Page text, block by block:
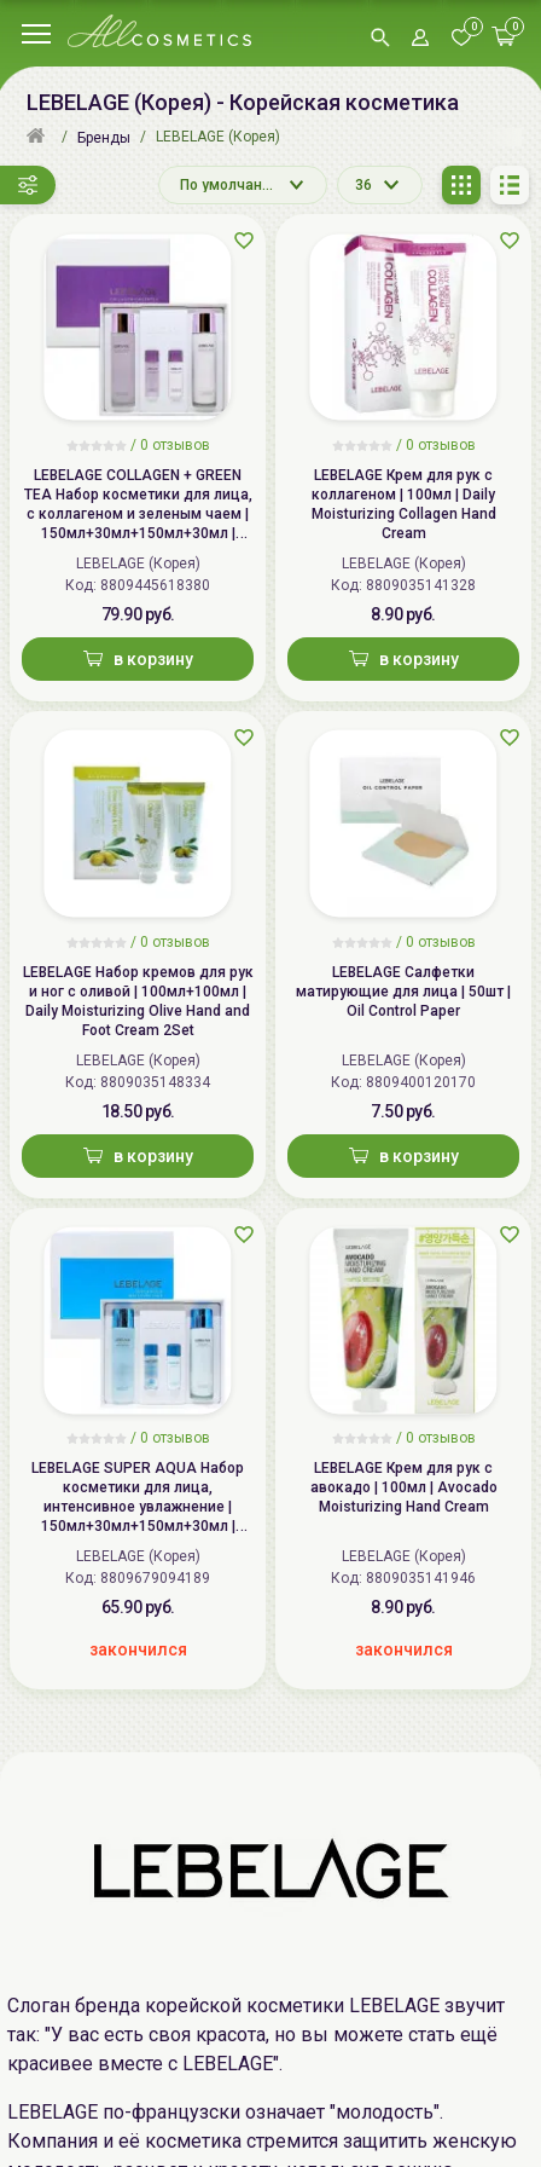
0 0
LEBELAGE (Корея) - Корейская косметика
Бренды LEBELAGE (Корея)
По умолчанию 36
/ 0 отзывов
LEBELAGE COLLAGEN + GREEN
TEA Набор косметики для лица,
c коллагеном и зеленым чаем |
150мл+30мл+150мл+30мл |
COLLAGEN + GREEN TEA Moisture
2 Set
LEBELAGE (Корея)
Код: 8809445618380
79.90 руб.
в корзину
/ 0 отзывов
LEBELAGE Крем для рук с
коллагеном | 100мл | Daily
Moisturizing Collagen Hand
Cream
LEBELAGE (Корея)
Код: 8809035141328
8.90 руб.
в корзину
/ 0 отзывов
LEBELAGE Набор кремов для рук
и ног с оливой | 100мл+100мл |
Daily Moisturizing Olive Hand and
Foot Cream 2Set
LEBELAGE (Корея)
Код: 8809035148334
18.50 руб.
в корзину
/ 0 отзывов
LEBELAGE Салфетки
матирующие для лица | 50шт |
Oil Control Paper
LEBELAGE (Корея)
Код: 8809400120170
7.50 руб.
в корзину
/ 0 отзывов
LEBELAGE SUPER AQUA Набор
косметики для лица,
интенсивное увлажнение |
150мл+30мл+150мл+30мл |
SUPER AQUA Moisture 2 Set
LEBELAGE (Корея)
Код: 8809679094189
65.90 руб.
закончился
/ 0 отзывов
LEBELAGE Крем для рук с
авокадо | 100мл | Avocado
Moisturizing Hand Cream
LEBELAGE (Корея)
Код: 8809035141946
8.90 руб.
закончился
Слоган бренда корейской косметики LEBELAGE звучит
так: "У вас есть своя красота, но вы можете стать ещё
красивее вместе с LEBELAGE".
LEBELAGE по-французски означает "молодость".
Компания и её косметика стремится защитить женскую